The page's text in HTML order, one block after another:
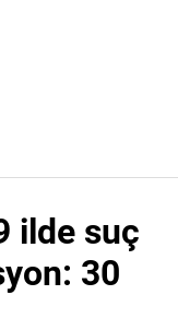
ilde suç
30